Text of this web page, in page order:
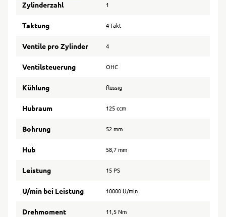
Zylinderzahl 1
Taktung 4-Takt
Ventile pro Zylinder 4
Ventilsteuerung OHC
Kühlung flüssig
Hubraum 125 ccm
Bohrung 52 mm
Hub 58,7 mm
Leistung 15 PS
U/min bei Leistung 10000 U/min
Drehmoment 11,5 Nm